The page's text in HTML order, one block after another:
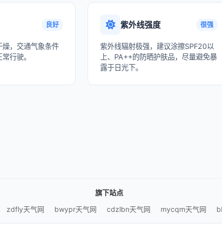
良好
燥，交通气象条件
行驶。
紫外线强度 很强
紫外线辐射极强，建议涂擦SPF20以
上、PA++的防晒护肤品，尽量避免暴
露于日光下。
旗下站点
zdfly天气网 bwypr天气网 cdzlbn天气网 mycqm天气网